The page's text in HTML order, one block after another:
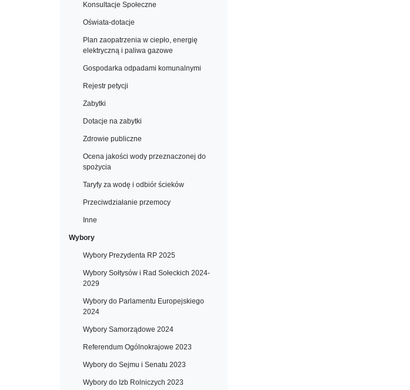
Konsultacje Społeczne
Oświata-dotacje
Plan zaopatrzenia w ciepło, energię
elektryczną i paliwa gazowe
Gospodarka odpadami komunalnymi
Rejestr petycji
Zabytki
Dotacje na zabytki
Zdrowie publiczne
Ocena jakości wody przeznaczonej do
spożycia
Taryfy za wodę i odbiór ścieków
Przeciwdziałanie przemocy
Inne
Wybory
Wybory Prezydenta RP 2025
Wybory Sołtysów i Rad Sołeckich 2024-
2029
Wybory do Parlamentu Europejskiego
2024
Wybory Samorządowe 2024
Referendum Ogólnokrajowe 2023
Wybory do Sejmu i Senatu 2023
Wybory do Izb Rolniczych 2023